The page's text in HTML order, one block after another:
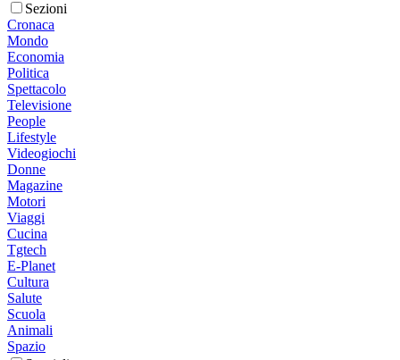
Sezioni
Cronaca
Mondo
Economia
Politica
Spettacolo
Televisione
People
Lifestyle
Videogiochi
Donne
Magazine
Motori
Viaggi
Cucina
Tgtech
E-Planet
Cultura
Salute
Scuola
Animali
Spazio